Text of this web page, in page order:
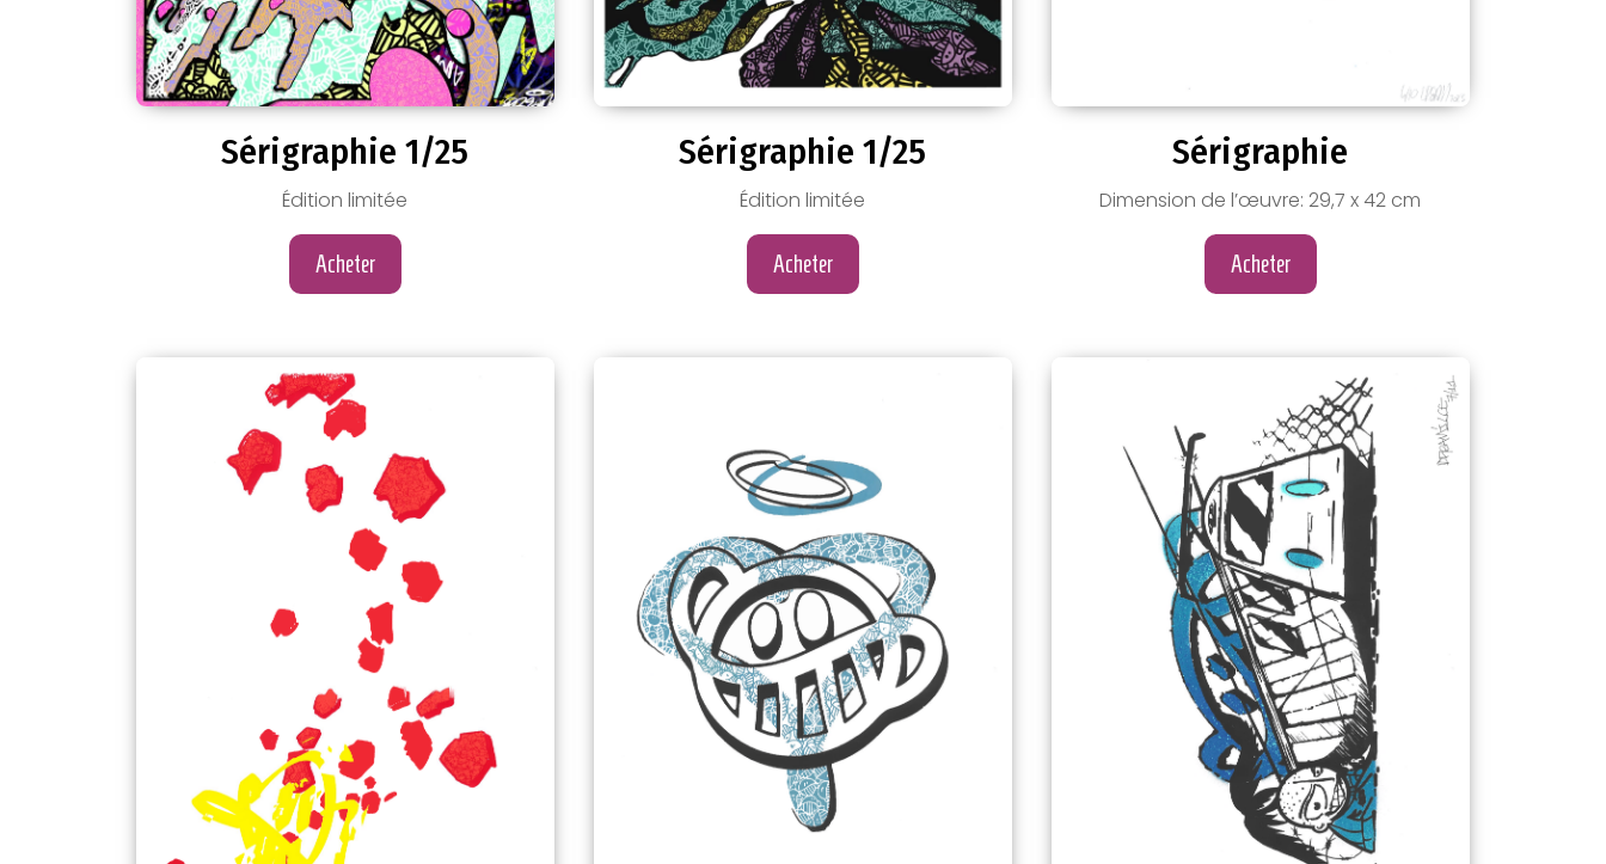
Sérigraphie 1/25
Édition limitée
Acheter
Sérigraphie 1/25
Édition limitée
Acheter
Sérigraphie
Dimension de l’œuvre: 29,7 x 42 cm
Acheter